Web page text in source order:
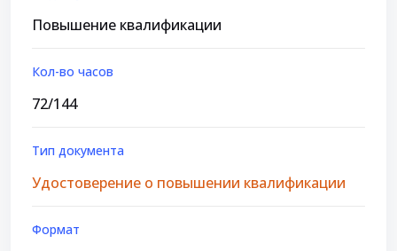
Повышение квалификации
Кол-во часов
72/144
Тип документа
Удостоверение о повышении квалификации
Формат